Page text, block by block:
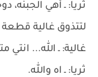
ثريا: ـ أهي الجبنه،
لتتذوق غالية
غالية: ـ الله...
ثريا: ـ اه والله.